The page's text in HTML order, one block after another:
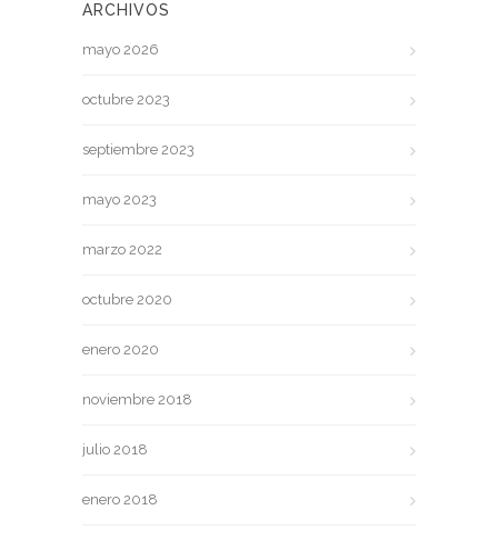
ARCHIVOS
mayo 2026
octubre 2023
septiembre 2023
mayo 2023
marzo 2022
octubre 2020
enero 2020
noviembre 2018
julio 2018
enero 2018